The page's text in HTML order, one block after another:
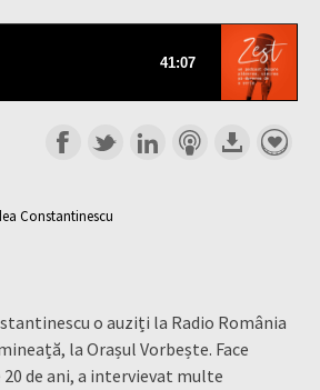
Constantinescu
o auziți la Radio România
la Orașul Vorbește. Face
de ani, a intervievat multe